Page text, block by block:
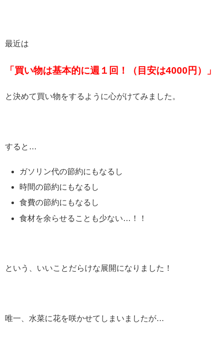
最近は
「買い物は基本的に週１回！（目安は4000円）」
と決めて買い物をするように心がけてみました。
すると…
ガソリン代の節約にもなるし
時間の節約にもなるし
食費の節約にもなるし
食材を余らせることも少ない…！！
という、いいことだらけな展開になりました！
唯一、水菜に花を咲かせてしまいましたが…